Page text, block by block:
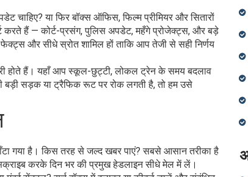
चाहिए? या फिर बॉक्स ऑफिस, फिल्म प्रीमियर और सितारों
करते हैं — कोर्ट-प्रसंग, पुलिस अपडेट, महँगे प्रोजेक्ट्स, और बड़े
और सीधे स्रोत शामिल हों ताकि आप तेजी से सही निर्णय
होते हैं। यहाँ आप स्कूल-छुट्टी, लोकल ट्रेन के समय बदलाव
बड़ी सड़क या ट्रैफिक रूट पर रोक लगती है, तो हम उसे
गया है। किस तरह से जल्द खबर पाएं? सबसे आसान तरीका है
करके दिन भर की प्रमुख हेडलाइन सीधे मेल में लें।